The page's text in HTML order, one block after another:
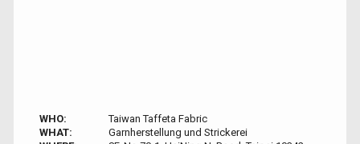
WHO:
Taiwan Taffeta Fabric
WHAT:
Garnherstellung und Strickerei